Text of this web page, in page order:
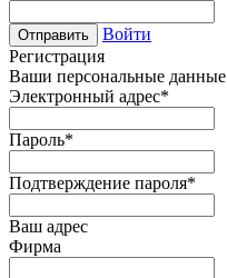
Отправить
Войти
Регистрация
Ваши персональные данные
Электронный адрес*
Пароль*
Подтверждение пароля*
Ваш адрес
Фирма